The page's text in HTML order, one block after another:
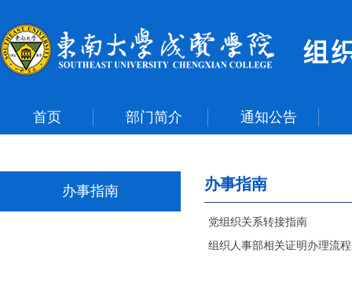
首页 部门简介 通知公告
办事指南 办事指南
党组织关系转接指南
组织人事部相关证明办理流程